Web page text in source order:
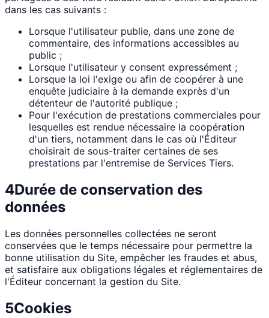
dans les cas suivants :
Lorsque l'utilisateur publie, dans une zone de
commentaire, des informations accessibles au
public ;
Lorsque l'utilisateur y consent expressément ;
Lorsque la loi l'exige ou afin de coopérer à une
enquête judiciaire à la demande exprès d'un
détenteur de l'autorité publique ;
Pour l'exécution de prestations commerciales pour
lesquelles est rendue nécessaire la coopération
d'un tiers, notamment dans le cas où l'Éditeur
choisirait de sous-traiter certaines de ses
prestations par l'entremise de Services Tiers.
4Durée de conservation des
données
Les données personnelles collectées ne seront
conservées que le temps nécessaire pour permettre la
bonne utilisation du Site, empêcher les fraudes et abus,
et satisfaire aux obligations légales et réglementaires de
l'Éditeur concernant la gestion du Site.
5Cookies